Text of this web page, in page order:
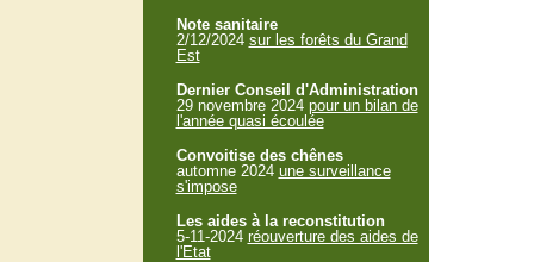
Note sanitaire
2/12/2024 sur les forêts du Grand
Est
Dernier Conseil d'Administration
29 novembre 2024 pour un bilan de
l'année quasi écoulée
Convoitise des chênes
automne 2024 une surveillance
s'impose
Les aides à la reconstitution
5-11-2024 réouverture des aides de
l'Etat